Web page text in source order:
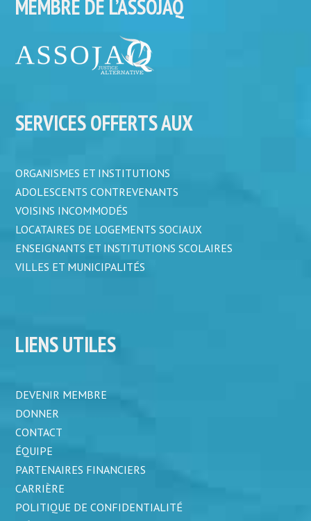
MEMBRE DE L’ASSOJAQ
SERVICES OFFERTS AUX
ORGANISMES ET INSTITUTIONS
ADOLESCENTS CONTREVENANTS
VOISINS INCOMMODÉS
LOCATAIRES DE LOGEMENTS SOCIAUX
ENSEIGNANTS ET INSTITUTIONS SCOLAIRES
VILLES ET MUNICIPALITÉS
LIENS UTILES
DEVENIR MEMBRE
DONNER
CONTACT
ÉQUIPE
PARTENAIRES FINANCIERS
CARRIÈRE
POLITIQUE DE CONFIDENTIALITÉ